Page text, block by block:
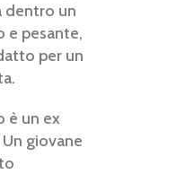
dentro un
e pesante,
per un
è un ex
giovane